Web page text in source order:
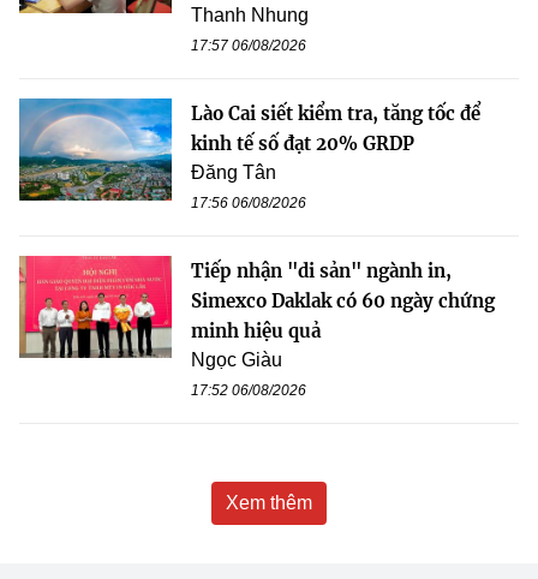
Thanh Nhung
17:57 06/08/2026
Lào Cai siết kiểm tra, tăng tốc để
kinh tế số đạt 20% GRDP
Đăng Tân
17:56 06/08/2026
Tiếp nhận "di sản" ngành in,
Simexco Daklak có 60 ngày chứng
minh hiệu quả
Ngọc Giàu
17:52 06/08/2026
Xem thêm